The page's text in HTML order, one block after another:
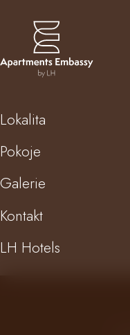
Lokalita
Pokoje
Galerie
Kontakt
LH Hotels